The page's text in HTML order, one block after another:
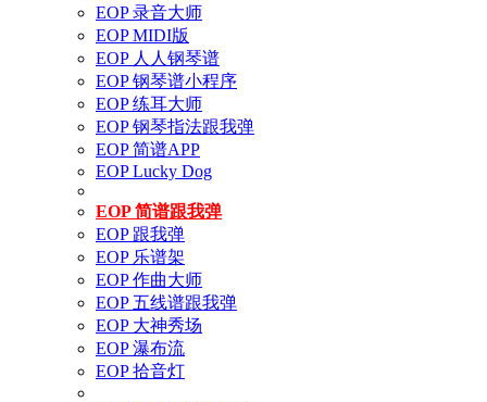
EOP 录音大师
EOP MIDI版
EOP 人人钢琴谱
EOP 钢琴谱小程序
EOP 练耳大师
EOP 钢琴指法跟我弹
EOP 简谱APP
EOP Lucky Dog
EOP 简谱跟我弹
EOP 跟我弹
EOP 乐谱架
EOP 作曲大师
EOP 五线谱跟我弹
EOP 大神秀场
EOP 瀑布流
EOP 拾音灯